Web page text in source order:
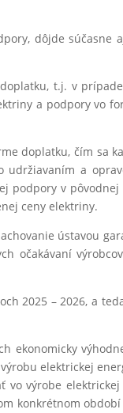
dôjde súčasne
t.j. v
a podpory vo
doplatku, čím sa
udržiavaním a
podpory v pôvodnej
ceny elektriny.
ústavou
očakávaní
2025 – 2026, a
ekonomicky
elektrickej
výrobe
konkrétnom